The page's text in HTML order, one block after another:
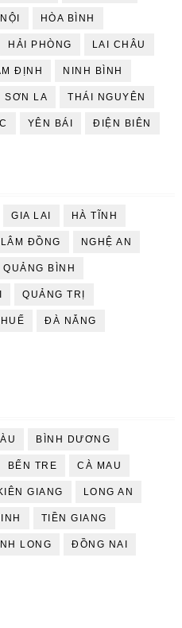
HÒA BÌNH
HẢI PHÒNG LAI CHÂU
ĐỊNH NINH BÌNH
SƠN LA THÁI NGUYÊN
YÊN BÁI ĐIỆN BIÊN
GIA LAI HÀ TĨNH
LÂM ĐỒNG NGHỆ AN
QUẢNG BÌNH
QUẢNG TRỊ
ĐÀ NẴNG
BÌNH DƯƠNG
BẾN TRE CÀ MAU
GIANG LONG AN
TIỀN GIANG
LONG ĐỒNG NAI